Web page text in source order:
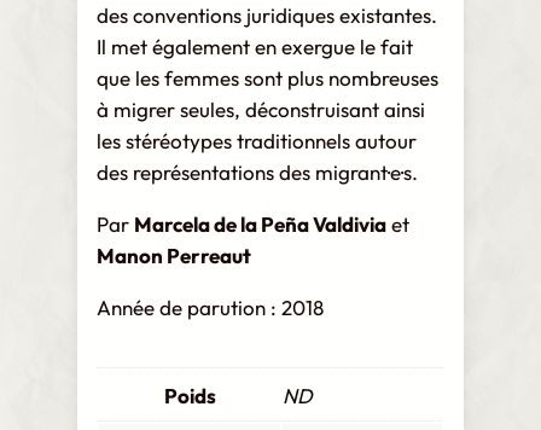
des conventions juridiques existantes.
Il met également en exergue le fait
que les femmes sont plus nombreuses
à migrer seules, déconstruisant ainsi
les stéréotypes traditionnels autour
des représentations des migrant·e·s.
Par Marcela de la Peña Valdiviaet
Manon Perreaut
Année de parution : 2018
Poids ND